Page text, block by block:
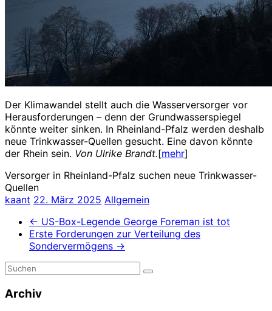
Der Klimawandel stellt auch die Wasserversorger vor
Herausforderungen – denn der Grundwasserspiegel
könnte weiter sinken. In Rheinland-Pfalz werden deshalb
neue Trinkwasser-Quellen gesucht. Eine davon könnte
der Rhein sein. Von Ulrike Brandt.[mehr]
Versorger in Rheinland-Pfalz suchen neue Trinkwasser-
Quellen
kaant 22. März 2025 Allgemein
← US-Box-Legende George Foreman ist tot
Erste Forderungen zur Verteilung des
Sondervermögens →
Archiv